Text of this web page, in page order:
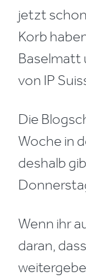
jetzt
Korb
Baselmatt
von IP
Die
Woche in
deshalb
Wenn ihr
daran,